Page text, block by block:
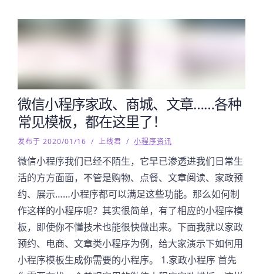
微信小程序家政、商城、文章……各种
常见模板，都在这里了！
发布于 2020/01/16 / 上线君 / 小程序资讯
微信小程序我们已经不陌生，它早已渗透进我们日常生
活的方方面面，不管是购物、点餐、文章阅读、家政预
约、展示……小程序都可以满足这些功能。那么如何制
作这样的小程序呢？其实很简单，有了相应的小程序模
板，即使你不懂技术也能很快做出来。下面我就以家政
预约、电商、文章类小程序为例，给大家演示下如何用
小程序模板生成你需要的小程序。 1.家政小程序 首先